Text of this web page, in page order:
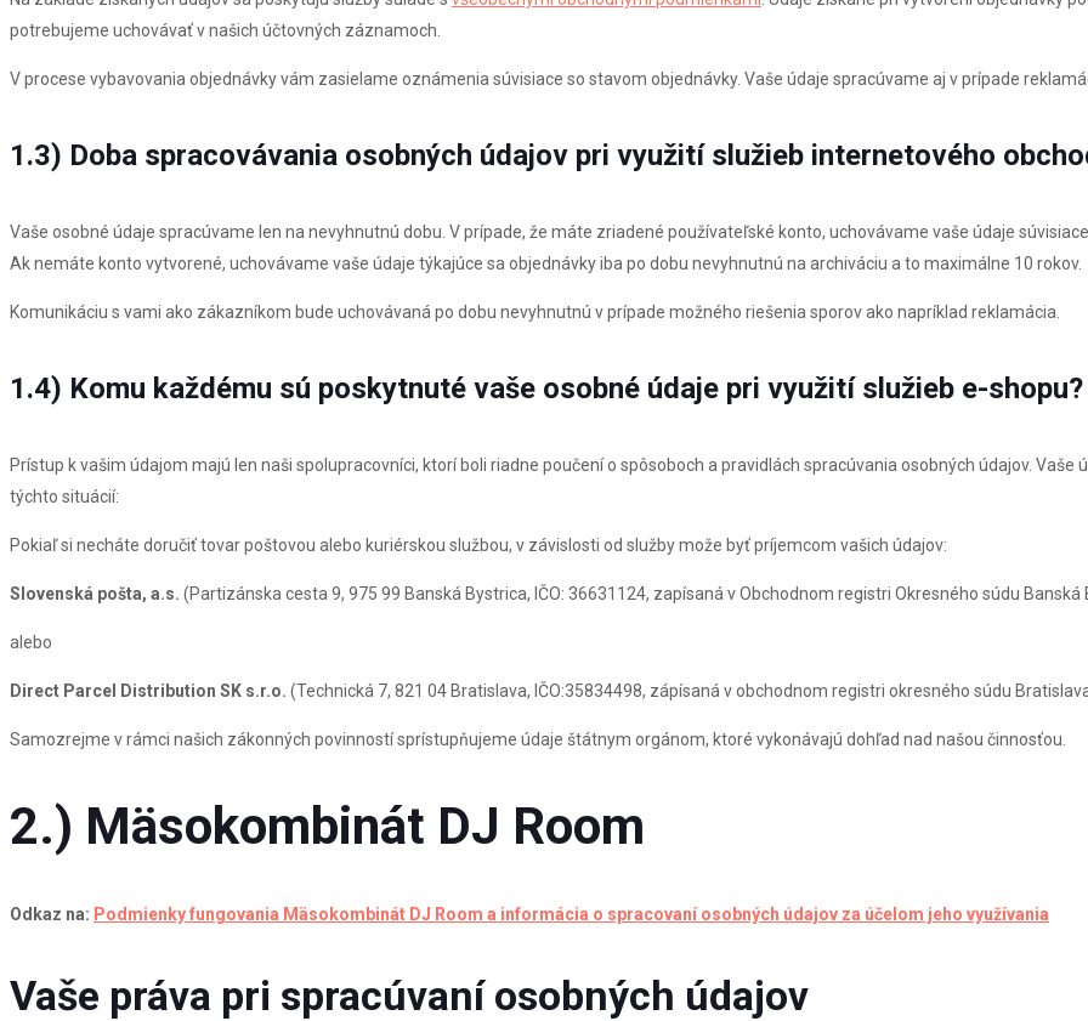
potrebujeme uchovávať v našich účtovných záznamoch.
V procese vybavovania objednávky vám zasielame oznámenia súvisiace so stavom objednávky. Vaše údaje spracúvame aj v prípade
1.3) Doba spracovávania osobných údajov pri využití služieb internetového
Vaše osobné údaje spracúvame len na nevyhnutnú dobu. V prípade, že máte zriadené používateľské konto, uchovávame vaše údaje
Ak nemáte konto vytvorené, uchovávame vaše údaje týkajúce sa objednávky iba po dobu nevyhnutnú na archiváciu a to maximálne 10 rokov.
Komunikáciu s vami ako zákazníkom bude uchovávaná po dobu nevyhnutnú v prípade možného riešenia sporov ako napríklad reklamácia.
1.4) Komu každému sú poskytnuté vaše osobné údaje pri využití služieb e-shopu?
Prístup k vašim údajom majú len naši spolupracovníci, ktorí boli riadne poučení o spôsoboch a pravidlách spracúvania osobných údajov.
týchto situácií:
Pokiaľ si necháte doručiť tovar poštovou alebo kuriérskou službou, v závislosti od služby može byť príjemcom vašich údajov:
Slovenská pošta, a.s. (Partizánska cesta 9, 975 99 Banská Bystrica, IČO: 36631124, zapísaná v Obchodnom registri Okresného súdu Banská
alebo
Direct Parcel Distribution SK s.r.o. (Technická 7, 821 04 Bratislava, IČO:35834498, zápísaná v obchodnom registri okresného súdu
Samozrejme v rámci našich zákonných povinností sprístupňujeme údaje štátnym orgánom, ktoré vykonávajú dohľad nad našou činnosťou.
2.) Mäsokombinát DJ Room
Odkaz na: Podmienky fungovania Mäsokombinát DJ Room a informácia o spracovaní osobných údajov za účelom jeho využívania
Vaše práva pri spracúvaní osobných údajov